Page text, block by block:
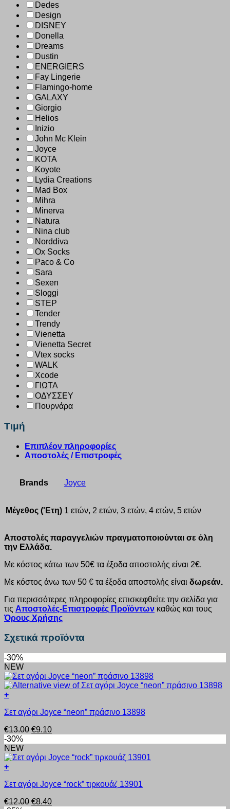
Dedes
Design
DISNEY
Donella
Dreams
Dustin
ENERGIERS
Fay Lingerie
Flamingo-home
GALAXY
Giorgio
Helios
Inizio
John Mc Klein
Joyce
KOTA
Koyote
Lydia Creations
Mad Box
Mihra
Minerva
Natura
Nina club
Norddiva
Ox Socks
Paco & Co
Sara
Sexen
Sloggi
STEP
Tender
Trendy
Vienetta
Vienetta Secret
Vtex socks
WALK
Xcode
ΓΙΩΤΑ
ΟΔΥΣΣΕΥ
Πουρνάρα
Τιμή
Επιπλέον πληροφορίες
Αποστολές / Επιστροφές
Brands Joyce
Μέγεθος ('Ετη) 1 ετών, 2 ετών, 3 ετών, 4 ετών, 5 ετών
Αποστολές παραγγελιών πραγματοποιούνται σε όλη
την Ελλάδα.
Με κόστος κάτω των 50€ τα έξοδα αποστολής είναι 2€.
Με κόστος άνω των 50 € τα έξοδα αποστολής είναι δωρεάν.
Για περισσότερες πληροφορίες επισκεφθείτε την σελίδα για
τις Αποστολές-Επιστροφές Προϊόντων καθώς και τους
Όρους Χρήσης
Σχετικά προϊόντα
-30%
NEW
+
το
έχει
πολλαπλές
παραλλαγές.
Οι
επιλογές
να
στη
Σετ αγόρι Joyce “neon” πράσινο 13898
€13.00 Original
€13.00.
€9.10Η
είναι:
-30%
NEW
+
το
έχει
Σετ αγόρι Joyce “rock” τιρκουάζ 13901
€12.00 Original
€8.40Η